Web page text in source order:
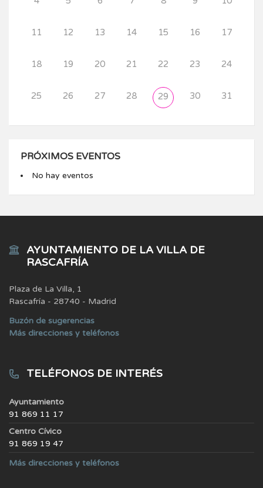
11 12 13 14 15 16 17
18 19 20 21 22 23 24
25 26 27 28 29 30 31
PRÓXIMOS EVENTOS
No hay eventos
AYUNTAMIENTO DE LA VILLA DE
RASCAFRÍA
Plaza de La Villa, 1
Rascafría - 28740 - Madrid
Buzón de sugerencias
Más direcciones y teléfonos
TELÉFONOS DE INTERÉS
Ayuntamiento
91 869 11 17
Centro Cívico
91 869 19 47
Más direcciones y teléfonos